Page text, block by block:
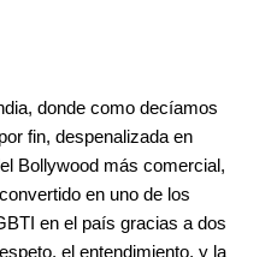
donde como decíamos
fin, despenalizada en
Bollywood más comercial,
en uno de los
en el país gracias a dos
el entendimiento, y la